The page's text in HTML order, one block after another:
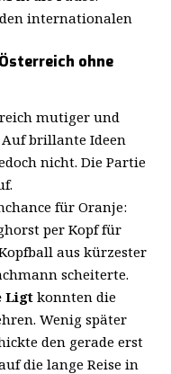
internationalen
ohne
mutiger und
Auf brillante Ideen
nicht. Die Partie
für Oranje:
per Kopf für
aus kürzester
scheiterte.
Ligtkonnten die
Wenig später
den gerade erst
die lange Reise in